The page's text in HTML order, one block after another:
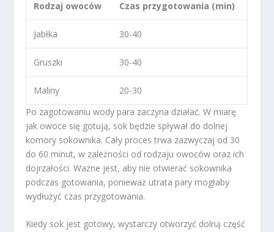
Rodzaj owoców Czas przygotowania (min)
Jabłka 30-40
Gruszki 30-40
Maliny
20-30
Po zagotowaniu wody para zaczyna działać. W miarę
jak owoce się gotują, sok będzie spływał do dolnej
komory sokownika. Cały proces trwa zazwyczaj od 30
do 60 minut, w zależności od rodzaju owoców oraz ich
dojrzałości. Ważne jest, aby nie otwierać sokownika
podczas gotowania, ponieważ utrata pary mogłaby
wydłużyć czas przygotowania.
Kiedy sok jest gotowy, wystarczy otworzyć dolną część